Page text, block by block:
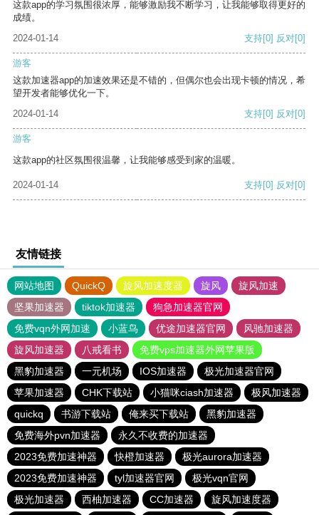
这款app的学习氛围很浓厚，能够激励我不断学习，让我能够取得更好的
成绩。
2024-01-14
支持[0] 反对[0]
游客
这款加速器app的加速效果还是不错的，但偶尔也会出现卡顿的情况，希
望开发者能够优化一下。
2024-01-14
支持[0] 反对[0]
游客
这款app的社区氛围很温馨，让我能够感受到家的温暖。
2024-01-14 支持[0] 反对[0]
友情链接
网站地图 QuickQ 旋风加速度器 旋风
旋风加速
坚果加速器
tiktok加速器
狗急加速器官网
免费vqn外网加速
小蓝鸟 优途加速器官网
风驰加速器
旋风加速器
八戒看书
免费vps加速器外网苹果版
黑豹加速器
一元机场 IOS加速器
极光加速器官网
苹果加速器
CHK下载站 小猫咪ciash加速器
极风加速器
quickq
书游下载站 俺来买下载站
黑豹加速器
免费海外pvn加速器
永久不收费的加速器
2023免费加速神器
快橙加速器
极光aurora加速器
2023免费加速神器
tyl加速器官网
极光vqn官网
极光加速器
西柚加速器 CC加速器 旋风加速度器